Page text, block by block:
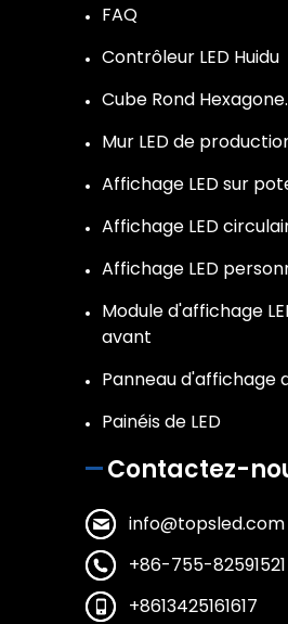
FAQ
Contrôleur LED Huidu
Cube Rond
Mur LED de
Affichage LED sur
Affichage LED
Affichage LED
Module d'affichage
avant
Panneau d'affichage
Painéis de LED
Contactez-
info@topsled.com
+86-755-82591521
+8613425161617